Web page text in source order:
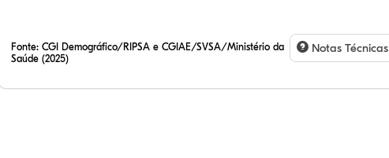
Fonte: CGI Demográfico/RIPSA e CGIAE/SVSA/Ministério da
Saúde (2025)
Notas Técnicas